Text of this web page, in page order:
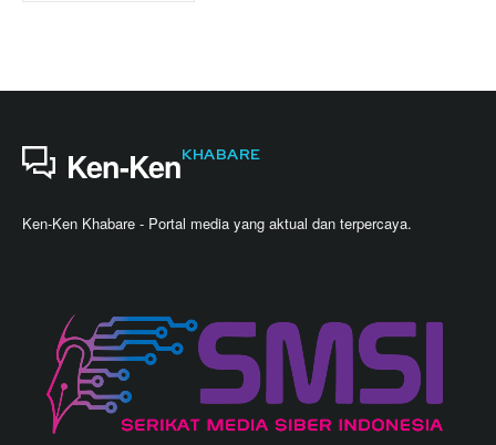
Ken-KenKHABARE
Ken-Ken Khabare - Portal media yang aktual dan terpercaya.